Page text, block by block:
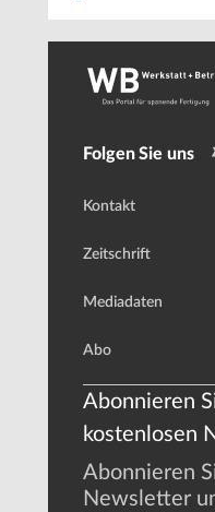
Folgen Sie uns
Kontakt
Zeitschrift
Mediadaten
Abo
Abonnieren
kostenlosen
Abonnieren
Newsletter